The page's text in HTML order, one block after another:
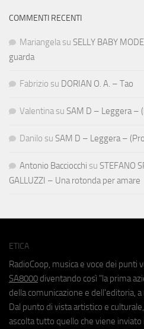
COMMENTI RECENTI
Mariangela su SELLY BABY
guarda
Fabrizio su DORIAN O. A. – Tao
Valentina su SAM D – Leggera –
Danilo su SAM D – Leggera –
Antonio Bacciocchi su STEFANO
GALLUZZI – Una rotonda per amare
ETICA
RadioCoop, musica e voce dei punti
SA8000 diventando così "la prima
della comunicazione e dell'editoria,
Dal punto di vista artistico e
ascolta tutto quello che viene inviato